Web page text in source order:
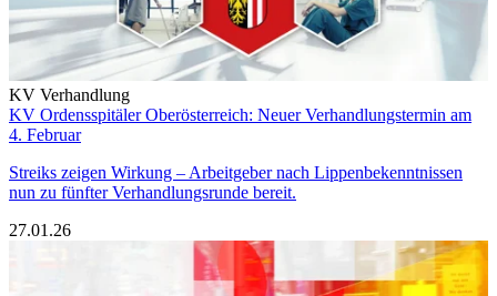
KV Verhandlung
KV Ordensspitäler Oberösterreich: Neuer Verhandlungstermin am
4. Februar
Streiks zeigen Wirkung – Arbeitgeber nach Lippenbekenntnissen
nun zu fünfter Verhandlungsrunde bereit.
27.01.26